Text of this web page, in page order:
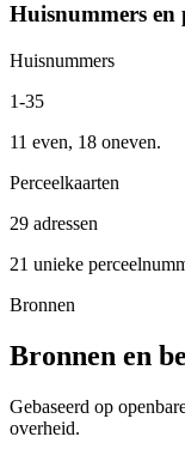
Huisnummers en
Huisnummers
1-35
11 even, 18 oneven.
Perceelkaarten
29 adressen
21 unieke
Bronnen
Bronnen en
Gebaseerd op
overheid.